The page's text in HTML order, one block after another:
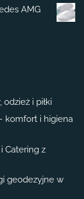
AMG
i piłki
komfort i higiena
Catering z
geodezyjne w